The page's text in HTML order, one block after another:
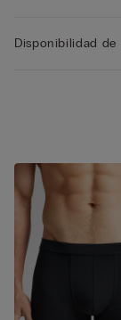
Disponibilidad